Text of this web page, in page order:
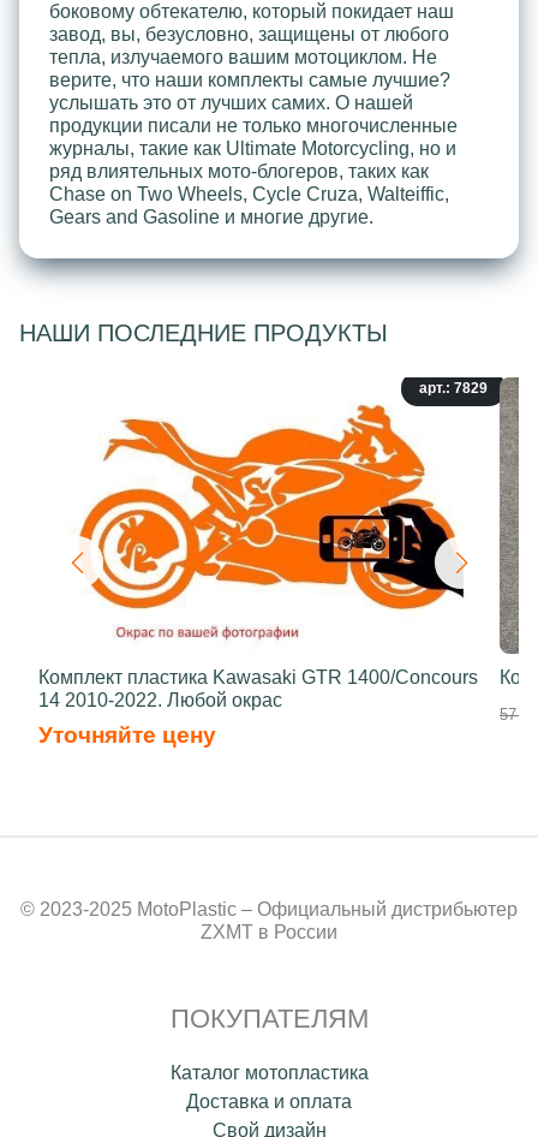
боковому обтекателю, который покидает наш
завод, вы, безусловно, защищены от любого
тепла, излучаемого вашим мотоциклом. Не
верите, что наши комплекты самые лучшие?
услышать это от лучших самих. О нашей
продукции писали не только многочисленные
журналы, такие как Ultimate Motorcycling, но и
ряд влиятельных мото-блогеров, таких как
Chase on Two Wheels, Cycle Cruza, Walteiffic,
Gears and Gasoline и многие другие.
НАШИ ПОСЛЕДНИЕ ПРОДУКТЫ
арт.: 7829
Комплект пластика Kawasaki GTR 1400/Concours
14 2010-2022. Любой окрас
Уточняйте цену
57
© 2023-2025 MotoPlastic – Официальный дистрибьютер
ZXMT в России
ПОКУПАТЕЛЯМ
Каталог мотопластика
Доставка и оплата
Свой дизайн